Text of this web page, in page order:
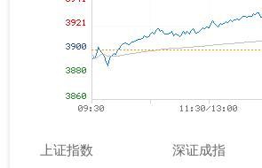
上证指数
深证成指